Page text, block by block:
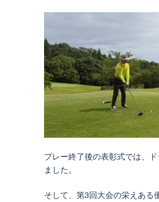
プレー終了後の表彰式では、
ました。
そして、第3回大会の栄えある